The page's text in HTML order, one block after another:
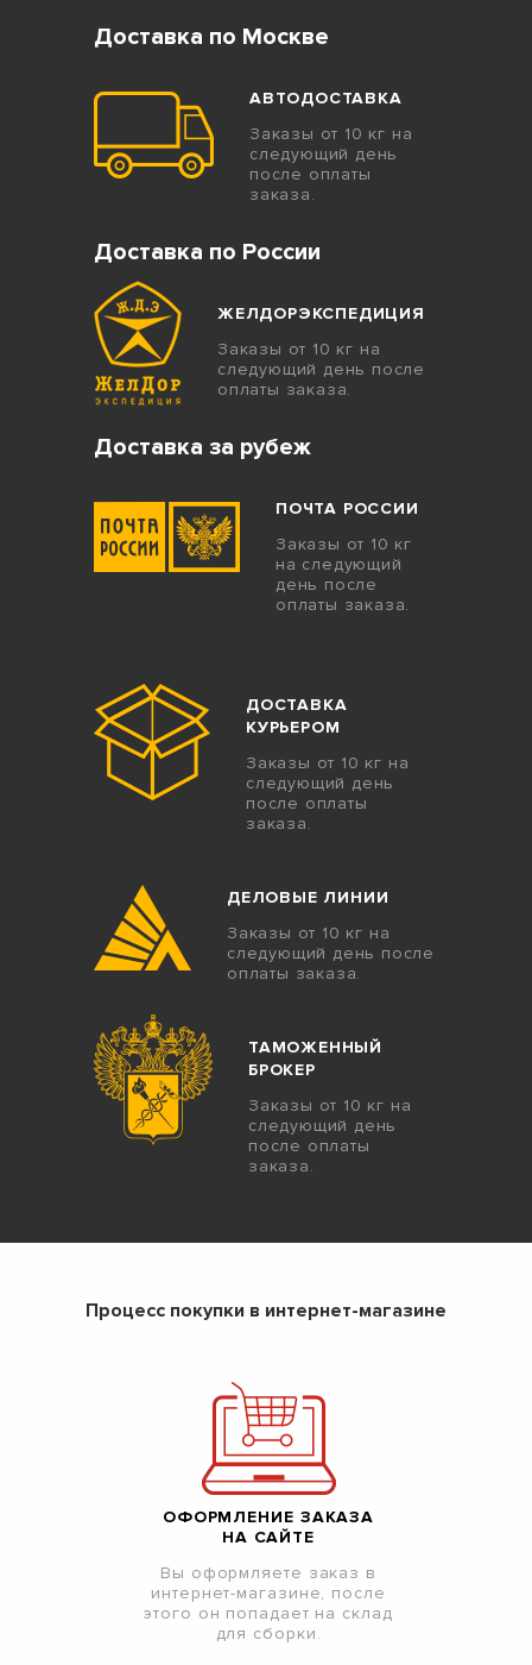
Доставка по Москве
АВТОДОСТАВКА
Заказы от 10 кг на
следующий день
после оплаты
заказа.
Доставка по России
ЖЕЛДОРЭКСПЕДИЦИЯ
Заказы от 10 кг на
следующий день после
оплаты заказа.
Доставка за рубеж
ПОЧТА РОССИИ
Заказы от 10 кг
на следующий
день после
оплаты заказа.
ДОСТАВКА
КУРЬЕРОМ
Заказы от 10 кг на
следующий день
после оплаты
заказа.
ДЕЛОВЫЕ ЛИНИИ
Заказы от 10 кг на
следующий день после
оплаты заказа.
ТАМОЖЕННЫЙ
БРОКЕР
Заказы от 10 кг на
следующий день
после оплаты
заказа.
Процесс покупки в интернет-магазине
ОФОРМЛЕНИЕ ЗАКАЗА
НА САЙТЕ
Вы оформляете заказ в
интернет-магазине, после
этого он попадает на склад
для сборки.